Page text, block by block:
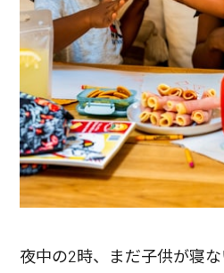
夜中の2時、まだ子供が寝